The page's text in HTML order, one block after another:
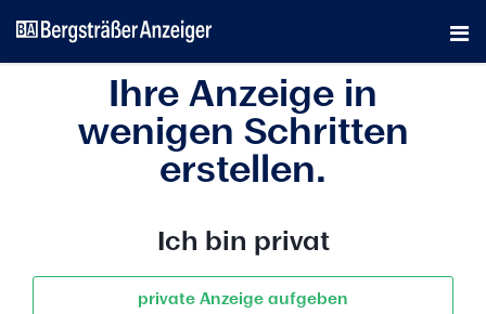
Ihre Anzeige in
wenigen Schritten
erstellen.
Ich bin privat
private Anzeige aufgeben